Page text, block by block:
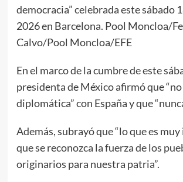
democracia” celebrada este sábado
2026 en Barcelona. Pool Moncloa/
Calvo/Pool Moncloa/EFE
En el marco de la cumbre de este
presidenta de México afirmó que
diplomática” con España y que
Además, subrayó que “lo que es
que se reconozca la fuerza de los
originarios para nuestra patria”.